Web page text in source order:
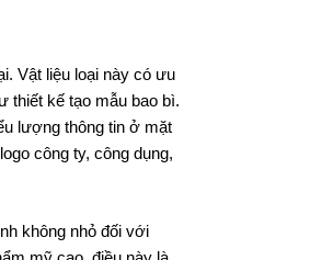
Vật liệu loại này có ưu
thiết kế tạo mẫu bao bì.
lượng thông tin ở mặt
công ty, công dụng,
không nhỏ đối với